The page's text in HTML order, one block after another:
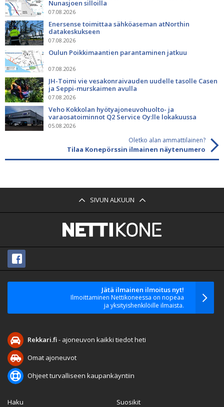
Nunasjoen silloilla
07.08.2026
Enersense toimittaa sähköaseman atNorthin
datakeskukseen
07.08.2026
Oulun Poikkimaantien parantaminen jatkuu
07.08.2026
JH-Toimi vie vesakonraivauden uudelle tasolle Casen
ja Seppi-murskaimen avulla
07.08.2026
Veho Kokkolan hyötyajoneuvohuolto- ja
varaosatoiminnot Q2 Service Oy:lle lokakuussa
05.08.2026
Oletko alan ammattilainen?
Tilaa Konepörssin ilmainen näytenumero
SIVUN ALKUUN
Jätä ilmainen ilmoitus nyt!
Ilmoittaminen Nettikoneessa on nopeaa
ja yksityishenkilöille ilmaista.
Rekkari.fi- ajoneuvon kaikki tiedot heti
Omat ajoneuvot
Ohjeet turvalliseen kaupankäyntiin
Haku
Suosikit